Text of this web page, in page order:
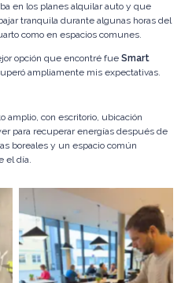
en los planes alquilar auto y que
tranquila durante algunas horas del
como en espacios comunes.
opción que encontré fue Smart
ampliamente mis expectativas.
amplio, con escritorio, ubicación
para recuperar energías después de
boreales y un espacio común
el día.
Optamos por la tarifa con